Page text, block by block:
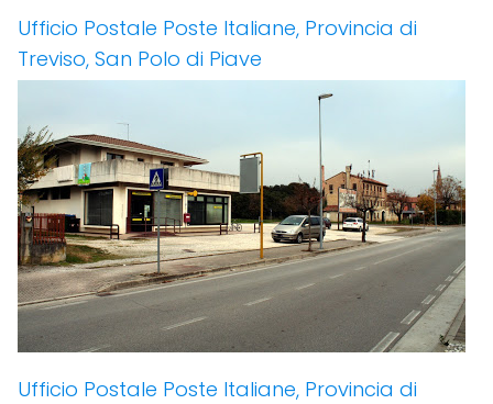
Ufficio Postale Poste Italiane, Provincia di
Treviso, San Polo di Piave
Ufficio Postale Poste Italiane, Provincia di